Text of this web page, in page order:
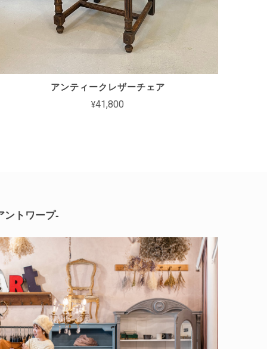
アンティークレザーチェア
¥41,800
トワープ-